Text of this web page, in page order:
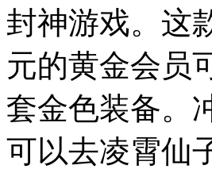
封神游戏。这
元的黄金会员
套金色装备。
可以去凌霄仙